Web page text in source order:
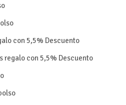
con 5,5% Descuento
regalo con 5,5% Descuento